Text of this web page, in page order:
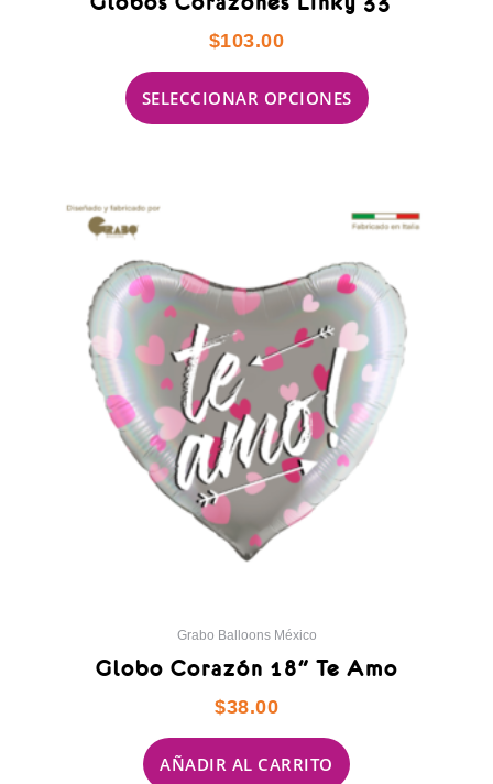
$103.00
SELECCIONAR OPCIONES
Grabo Balloons México
Globo Corazón 18″ Te Amo
$38.00
AÑADIR AL CARRITO